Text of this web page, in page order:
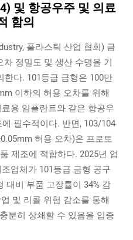
및 항공우주 및 의료
함의
플라스틱 산업 협회) 금
정밀도 및 생산 수명을 기
한다. 101등급 금형은 100만
이하의 허용 오차를 위해
용 임플란트와 같은 항공우
필수적이다. 반면, 103/104
허용 오차)은 프로토
제조에 적합하다. 2025년 업
업체가 101등급 금형 공구
대비 부품 고장률이 34% 감
및 리콜 위험 감소를 통해
분히 상쇄할 수 있음을 입증